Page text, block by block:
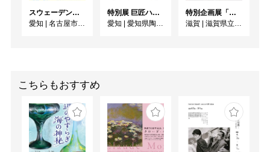
スウェーデン・テキスタイル 暮らしと自然に息づく北欧デザイン
愛知
名古屋市美術館
特別展 巨匠ハインツ・ヴェルナーの描いた物語（メルヘン） ー現代マイセンの磁器芸術ー
愛知
愛知県陶磁美術館
特別企画展「炎との対話から 私の自然釉－神山清子展」
滋賀
滋賀県立陶芸の森
こちらもおすすめ